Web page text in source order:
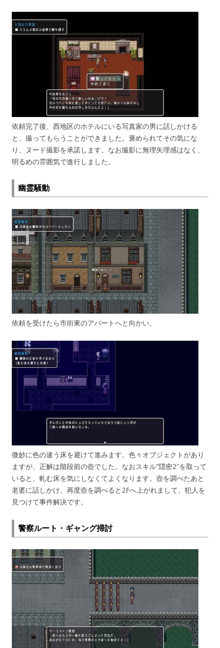
依頼完了後、西地区のホテルにいる写真家の男に話しかける
と、撮ってもらうことができました。褒められてその気にな
り、ヌード撮影を承諾します。なお撮影に無理矢理感はなく、
明るめの雰囲気で進行しました。
幽霊騒動
依頼を受けたら市街東のアパートへと向かい、
微妙に色の違う床を避けて進みます。色々オブジェクトがあり
ますが、正解は階段前の壺でした。なおスキル”隠密2″を取って
いると、軋む床を気にしなくてよくなります。壺を調べたあと
老婆に話しかけ、再度壺を調べると2Fへ上がれまして、犯人を
見つけて事件解決です。
警察ルート・ギャング掃討